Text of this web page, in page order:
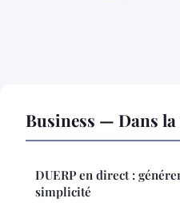
Business — Dans
DUERP en direct :
simplicité